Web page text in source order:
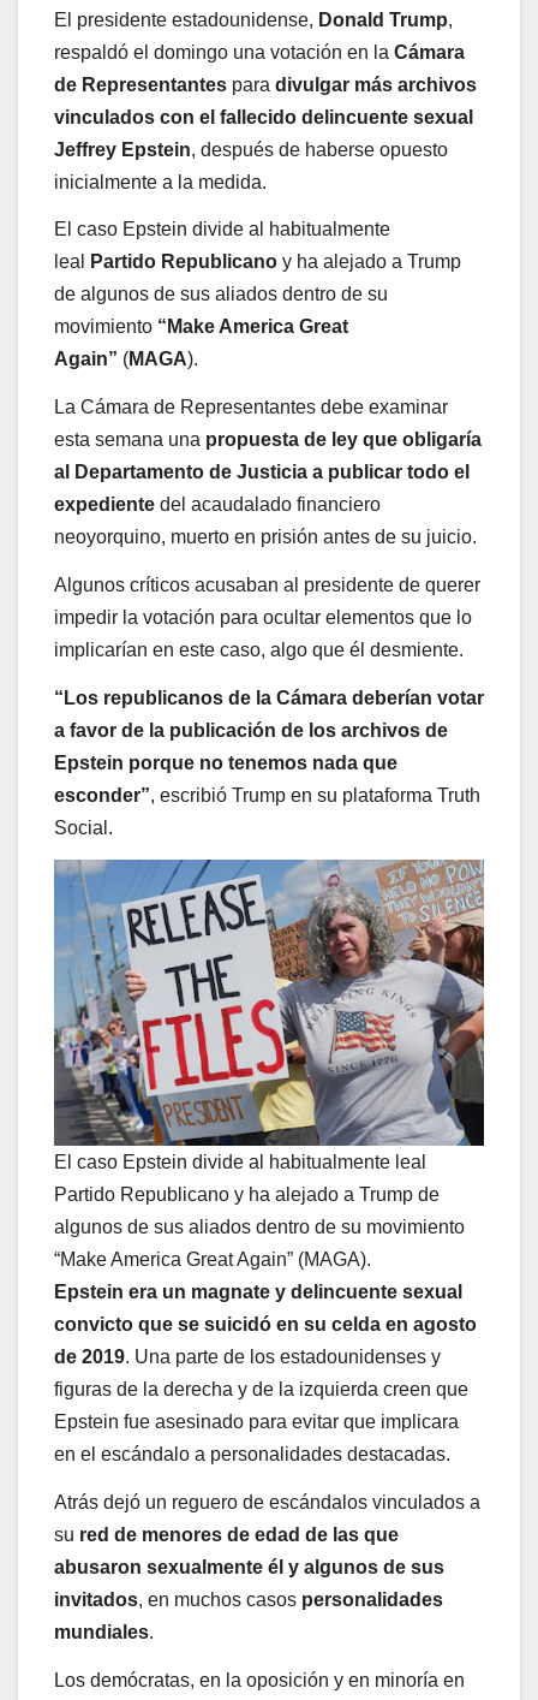
El presidente estadounidense, Donald Trump,
respaldó el domingo una votación en la Cámara
de Representantes para divulgar más archivos
vinculados con el fallecido delincuente sexual
Jeffrey Epstein, después de haberse opuesto
inicialmente a la medida.
El caso Epstein divide al habitualmente
leal
Partido Republicano y ha alejado a Trump
de algunos de sus aliados dentro de su
movimiento “Make America Great
Again” (MAGA).
La Cámara de Representantes debe examinar
esta semana una propuesta de ley que obligaría
al Departamento de Justicia a publicar todo el
expediente del acaudalado financiero
neoyorquino, muerto en prisión antes de su juicio.
Algunos críticos acusaban al presidente de querer
impedir la votación para ocultar elementos que lo
implicarían en este caso, algo que él desmiente.
“Los republicanos de la Cámara deberían votar
a favor de la publicación de los archivos de
Epstein porque no tenemos nada que
esconder”, escribió Trump en su plataforma Truth
Social.
El caso Epstein divide al habitualmente leal
Partido Republicano y ha alejado a Trump de
algunos de sus aliados dentro de su movimiento
“Make America Great Again” (MAGA).
Epstein era un magnate y delincuente sexual
convicto que se suicidó en su celda en agosto
de 2019. Una parte de los estadounidenses y
figuras de la derecha y de la izquierda creen que
Epstein fue asesinado para evitar que implicara
en el escándalo a personalidades destacadas.
Atrás dejó un reguero de escándalos vinculados a
su red de menores de edad de las que
abusaron sexualmente él y algunos de sus
invitados, en muchos casos personalidades
mundiales.
Los demócratas, en la oposición y en minoría en